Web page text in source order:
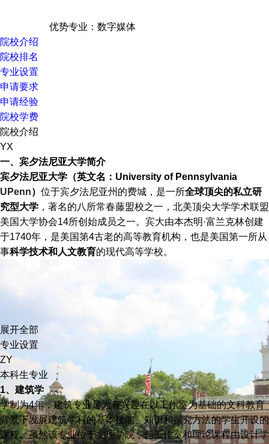
优势专业：数字媒体
院校介绍
院校排名
专业设置
申请要求
申请经验
院校学费
院校介绍
YX
一、宾夕法尼亚大学简介
宾夕法尼亚大学（英文名：University of Pennsylvania
UPenn） 位于宾夕法尼亚州的费城，是一所全球顶尖的私立研
究型大学 ，著名的八所常春藤盟校之一，北美顶尖大学学术联盟
美国大学协会14所创始成员之一。宾大由本杰明·富兰克林创建
于1740年，是美国第4古老的高等教育机构，也是美国第一所从
事科学技术和人文教育的现代高等学校。
展开全部
专业设置
ZY
本科生专业
1、建筑学
学制为4年，建筑专业是为有兴趣在以工作室为基础的文科教育
背景下发展建筑学科的基本技能、知识和探究方法的学生开设的
课程。虽然该专业位于文理学院，但工作室和理论课程由设计学